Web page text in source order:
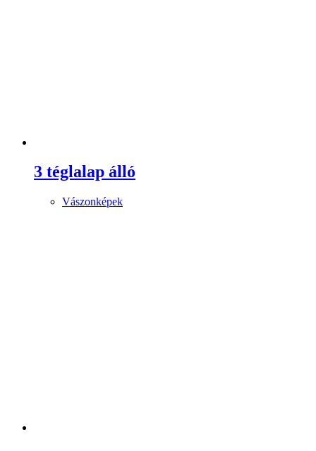
3 téglalap álló
Vászonképek